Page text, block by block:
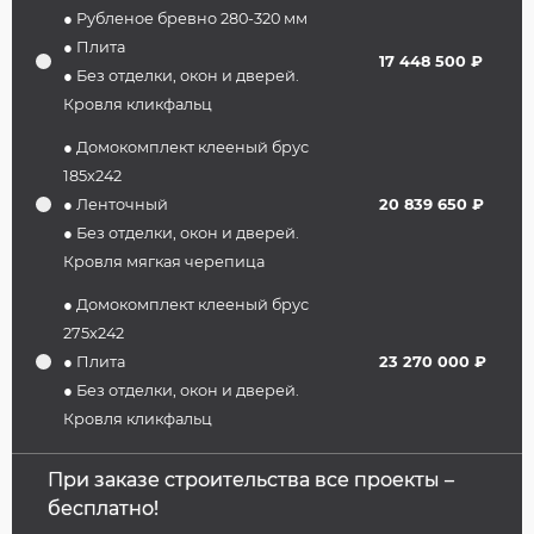
● Рубленое бревно 280-320 мм
● Плита
● Без отделки, окон и дверей.
Кровля кликфальц
17 448 500 ₽
● Домокомплект клееный брус
185х242
● Ленточный
● Без отделки, окон и дверей.
Кровля мягкая черепица
20 839 650 ₽
● Домокомплект клееный брус
275х242
● Плита
● Без отделки, окон и дверей.
Кровля кликфальц
23 270 000 ₽
При заказе строительства все проекты –
бесплатно!